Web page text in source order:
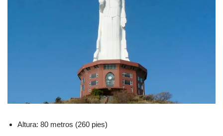
Altura: 80 metros (260 pies)